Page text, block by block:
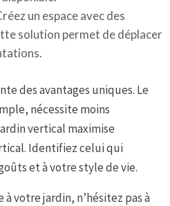
un espace avec des
solution permet de déplacer
des avantages uniques. Le
nécessite moins
vertical maximise
Identifiez celui qui
et à votre style de vie.
votre jardin, n’hésitez pas à